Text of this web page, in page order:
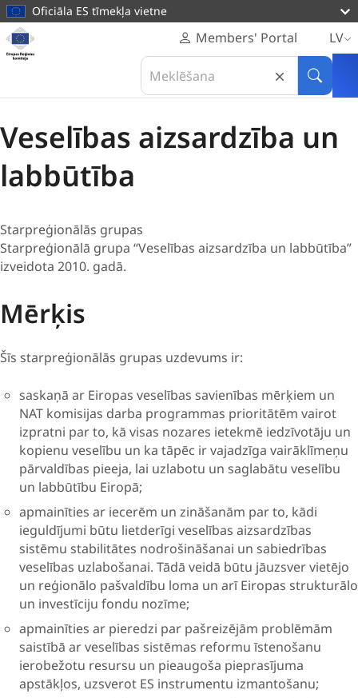
galveno
saturu
Oficiāla ES tīmekļa vietne
Mājas
lapa
Members' Portal
LV
Search
in
Eiropas
komiteja
Meklēt
Sākums
Tīkli un sadarbība
Veselības aizsardzība un labbūtība
Veselības aizsardzība un
labbūtība
Starpreģionālās grupas
Starpreģionālā grupa “Veselības aizsardzība un labbūtība”
izveidota 2010. gadā.
Mērķis
Šīs starpreģionālās grupas uzdevums ir:
saskaņā ar Eiropas veselības savienības mērķiem un
NAT komisijas darba programmas prioritātēm vairot
izpratni par to, kā visas nozares ietekmē iedzīvotāju un
kopienu veselību un ka tāpēc ir vajadzīga vairāklīmeņu
pārvaldības pieeja, lai uzlabotu un saglabātu veselību
un labbūtību Eiropā;
apmainīties ar iecerēm un zināšanām par to, kādi
ieguldījumi būtu lietderīgi veselības aizsardzības
sistēmu stabilitātes nodrošināšanai un sabiedrības
veselības uzlabošanai. Tādā veidā būtu jāuzsver vietējo
un reģionālo pašvaldību loma un arī Eiropas strukturālo
un investīciju fondu nozīme;
apmainīties ar pieredzi par pašreizējām problēmām
saistībā ar veselības sistēmas reformu īstenošanu
ierobežotu resursu un pieaugoša pieprasījuma
apstākļos, uzsverot ES instrumentu izmantošanu;